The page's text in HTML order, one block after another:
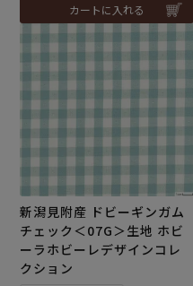
カートに入れる
新潟見附産 ドビーギンガム
チェック＜07G＞生地 ホビ
ーラホビーレデザインコレ
クション